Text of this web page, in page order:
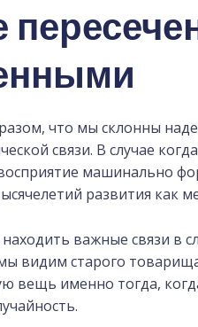
что мы склонны
связи. В случае
машинально
развития как
важные связи в
видим старого
вещь именно тогда,